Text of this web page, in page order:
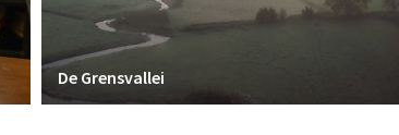
De Grensvallei